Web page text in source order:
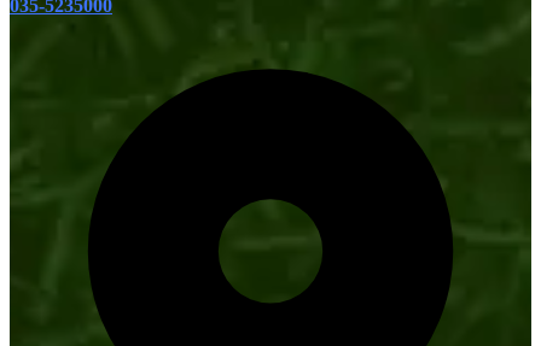
035-5235000